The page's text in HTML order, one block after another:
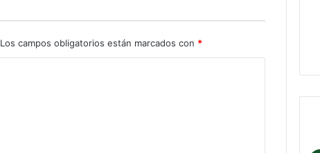
Los campos obligatorios están marcados con *